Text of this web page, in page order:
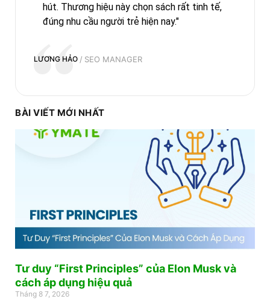
hút. Thương hiệu này chọn sách rất tinh tế,
đúng nhu cầu người trẻ hiện nay."
LƯƠNG HẢO SEO MANAGER
BÀI VIẾT MỚI NHẤT
Tư duy “First Principles” của Elon Musk và
cách áp dụng hiệu quả
Tháng 8 7, 2026